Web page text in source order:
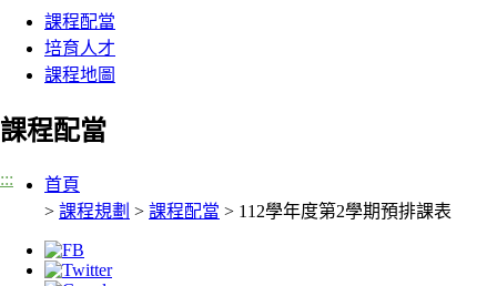
課程配當
培育人才
課程地圖
課程配當
:::
首頁
> 課程規劃 > 課程配當 > 112學年度第2學期預排課表